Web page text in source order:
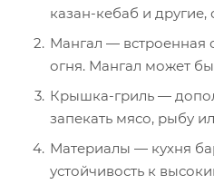
казан-кебаб и
Мангал — встроенная
огня. Мангал может
Крышка-гриль —
запекать мясо, рыбу
Материалы — кухня
устойчивость к